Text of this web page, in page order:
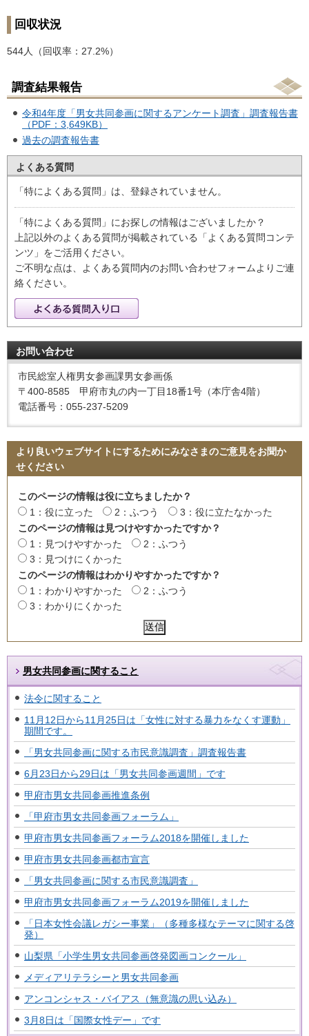
回収状況
544人（回収率：27.2%）
調査結果報告
令和4年度「男女共同参画に関するアンケート調査」調査報告書
（PDF：3,649KB）
過去の調査報告書
よくある質問
「特によくある質問」は、登録されていません。
「特によくある質問」にお探しの情報はございましたか？
上記以外のよくある質問が掲載されている「よくある質問コンテ
ンツ」をご活用ください。
ご不明な点は、よくある質問内のお問い合わせフォームよりご連
絡ください。
お問い合わせ
市民総室人権男女参画課男女参画係
〒400-8585 甲府市丸の内一丁目18番1号（本庁舎4階）
電話番号：055-237-5209
より良いウェブサイトにするためにみなさまのご意見をお聞か
せください
このページの情報は役に立ちましたか？
1：役に立った
2：ふつう
3：役に立たなかった
このページの情報は見つけやすかったですか？
1：見つけやすかった
2：ふつう
3：見つけにくかった
このページの情報はわかりやすかったですか？
1：わかりやすかった
2：ふつう
3：わかりにくかった
男女共同参画に関すること
法令に関すること
11月12日から11月25日は「女性に対する暴力をなくす運動」
期間です。
「男女共同参画に関する市民意識調査」調査報告書
6月23日から29日は「男女共同参画週間」です
甲府市男女共同参画推進条例
「甲府市男女共同参画フォーラム」
甲府市男女共同参画フォーラム2018を開催しました
甲府市男女共同参画都市宣言
「男女共同参画に関する市民意識調査」
甲府市男女共同参画フォーラム2019を開催しました
「日本女性会議レガシー事業」（多種多様なテーマに関する啓
発）
山梨県「小学生男女共同参画啓発図画コンクール」
メディアリテラシーと男女共同参画
アンコンシャス・バイアス（無意識の思い込み）
3月8日は「国際女性デー」です